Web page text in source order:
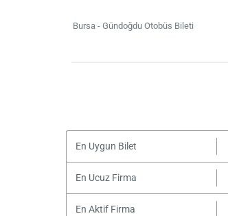
Bursa - Gündoğdu Otobüs Bileti
En Uygun Bilet
En Ucuz Firma
En Aktif Firma